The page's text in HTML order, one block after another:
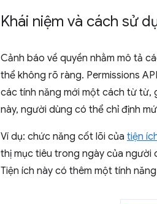
Khái niệm và cách sử
Cảnh báo về quyền nhằm mô tả
thể không rõ ràng. Permissions
các tính năng mới một cách từ từ,
này, người dùng có thể chỉ định
Ví dụ: chức năng cốt lõi của tiện
thị mục tiêu trong ngày của người
Tiện ích này có thêm một tính